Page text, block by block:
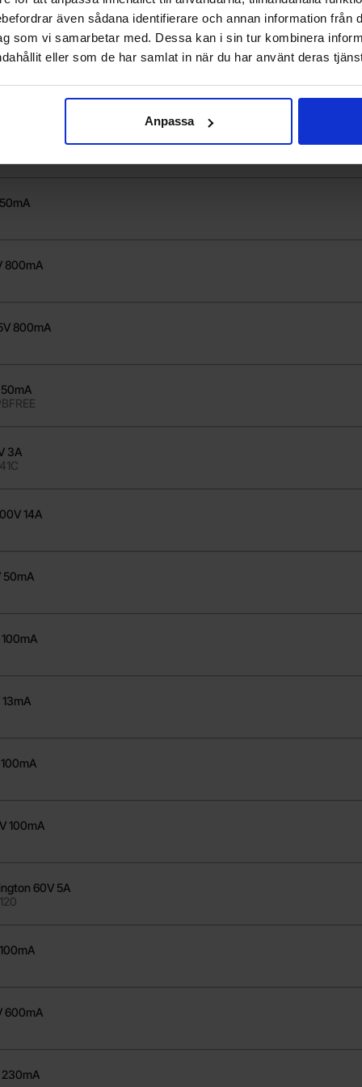
även sådana identifierare och annan information från
som vi samarbetar med. Dessa kan i sin tur kombinera
eller som de har samlat in när du har använt deras
Anpassa
74A
800mA
800mA
3A
14A
50mA
100mA
60V 5A
600mA
230mA